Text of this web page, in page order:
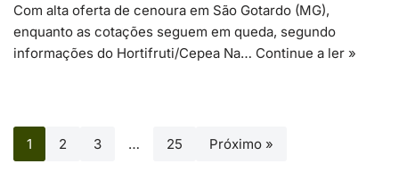
Com alta oferta de cenoura em São Gotardo (MG),
enquanto as cotações seguem em queda, segundo
informações do Hortifruti/Cepea Na… Continue a ler »
1 2 3 … 25 Próximo »